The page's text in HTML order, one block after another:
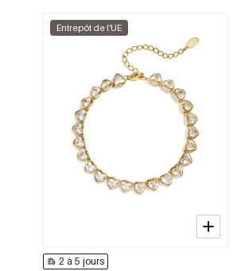
Entrepôt de l'UE
2 à 5 jours